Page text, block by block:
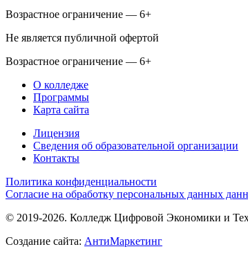
Возрастное ограничение — 6+
Не является публичной офертой
Возрастное ограничение — 6+
О колледже
Программы
Карта сайта
Лицензия
Сведения об образовательной организации
Контакты
Политика конфиденциальности
Согласие на обработку персональных данных
© 2019-2026. Колледж Цифровой Экономики и
Создание сайта: АнтиМаркетинг